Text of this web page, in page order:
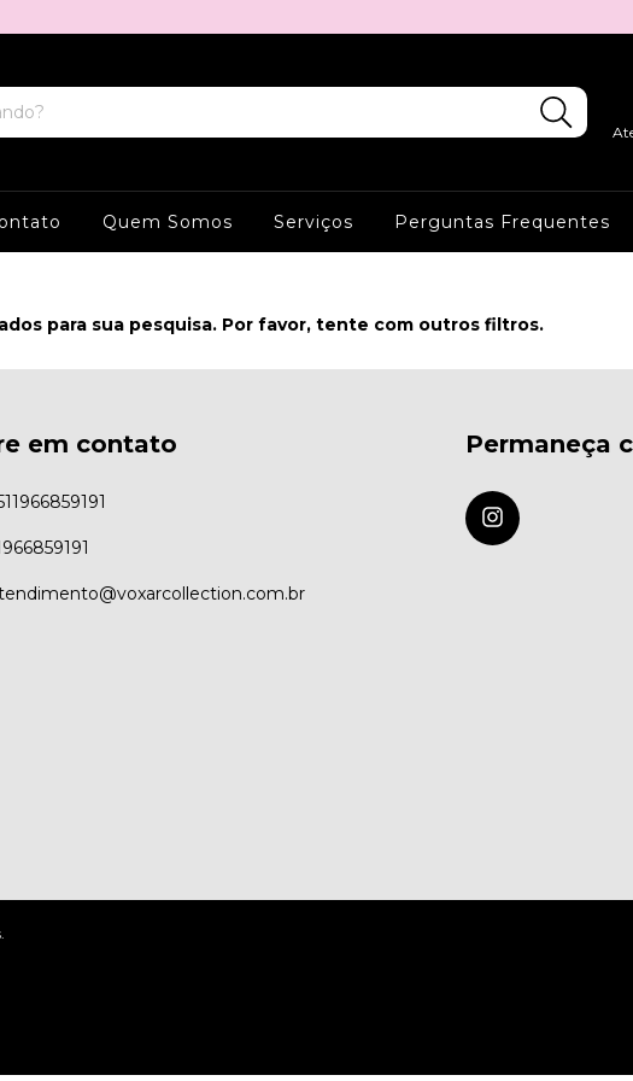
Quem Somos Serviços Perguntas Frequentes
para sua pesquisa. Por favor, tente com outros filtros.
em contato Permaneça